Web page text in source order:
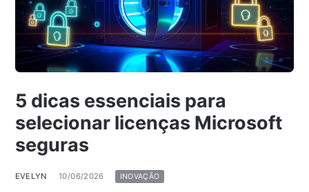
5 dicas essenciais para
selecionar licenças Microsoft
seguras
EVELYN 10/06/2026 INOVAÇÃO